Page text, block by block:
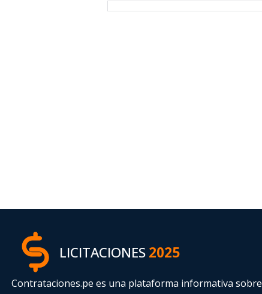
LICITACIONES2025
Contrataciones.pe es una plataforma informativa sobre